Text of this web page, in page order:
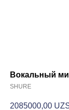
Вокальный
SHURE
2085000,00